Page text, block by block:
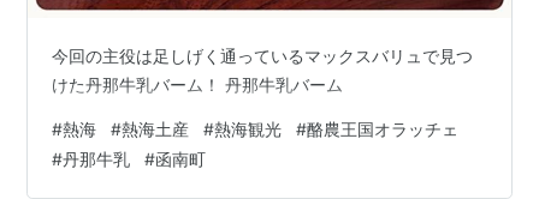
今回の主役は足しげく通っているマックスバリュで見つ
けた丹那牛乳バーム！ 丹那牛乳バーム
#熱海 #熱海土産 #熱海観光 #酪農王国オラッチェ
#丹那牛乳 #函南町